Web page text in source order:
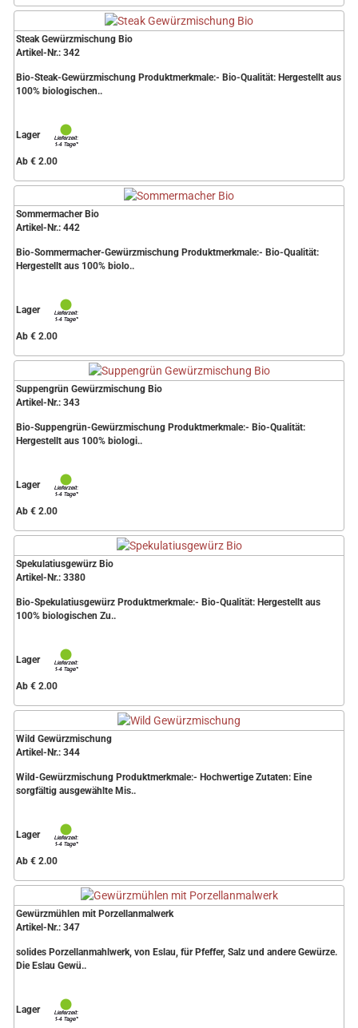
Steak Gewürzmischung Bio
Artikel-Nr.: 342
Bio-Steak-Gewürzmischung Produktmerkmale:- Bio-Qualität: Hergestellt aus
100% biologischen..
Lager
Ab € 2.00
Sommermacher Bio
Artikel-Nr.: 442
Bio-Sommermacher-Gewürzmischung Produktmerkmale:- Bio-Qualität:
Hergestellt aus 100% biolo..
Lager
Ab € 2.00
Suppengrün Gewürzmischung Bio
Artikel-Nr.: 343
Bio-Suppengrün-Gewürzmischung Produktmerkmale:- Bio-Qualität:
Hergestellt aus 100% biologi..
Lager
Ab € 2.00
Spekulatiusgewürz Bio
Artikel-Nr.: 3380
Bio-Spekulatiusgewürz Produktmerkmale:- Bio-Qualität: Hergestellt aus
100% biologischen Zu..
Lager
Ab € 2.00
Wild Gewürzmischung
Artikel-Nr.: 344
Wild-Gewürzmischung Produktmerkmale:- Hochwertige Zutaten: Eine
sorgfältig ausgewählte Mis..
Lager
Ab € 2.00
Gewürzmühlen mit Porzellanmalwerk
Artikel-Nr.: 347
solides Porzellanmahlwerk, von Eslau, für Pfeffer, Salz und andere Gewürze.
Die Eslau Gewü..
Lager